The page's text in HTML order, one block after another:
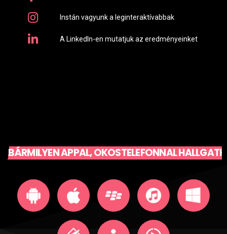
Instán vagyunk a leginteraktívabbak
A LinkedIn-en mutatjuk az eredményeinket
BÁRMILYEN APPAL, OKOSTELEFONNAL